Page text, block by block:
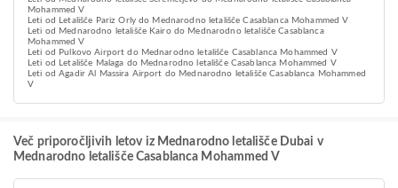
Mohammed V
Leti od Letališče Pariz Orly do Mednarodno letališče Casablanca Mohammed V
Leti od Mednarodno letališče Kairo do Mednarodno letališče Casablanca
Mohammed V
Leti od Pulkovo Airport do Mednarodno letališče Casablanca Mohammed V
Leti od Letališče Malaga do Mednarodno letališče Casablanca Mohammed V
Leti od Agadir Al Massira Airport do Mednarodno letališče Casablanca Mohammed
V
Več priporočljivih letov iz Mednarodno letališče Dubai v
Mednarodno letališče Casablanca Mohammed V